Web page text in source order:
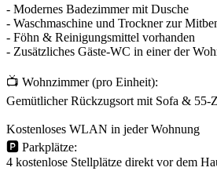
- Modernes Badezimmer mit Dusche
- Waschmaschine und Trockner zur
- Föhn & Reinigungsmittel vorhanden
- Zusätzliches Gäste-WC in einer der
📺 Wohnzimmer (pro Einheit):
Gemütlicher Rückzugsort mit Sofa & 55-
Kostenloses WLAN in jeder Wohnung
🅿️ Parkplätze:
4 kostenlose Stellplätze direkt vor dem